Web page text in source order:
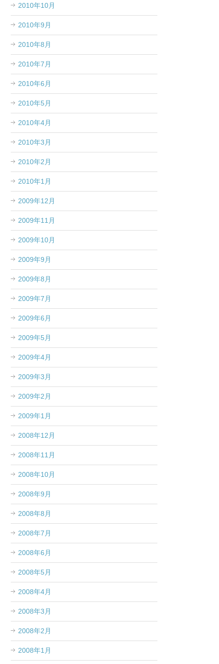
2010年10月
2010年9月
2010年8月
2010年7月
2010年6月
2010年5月
2010年4月
2010年3月
2010年2月
2010年1月
2009年12月
2009年11月
2009年10月
2009年9月
2009年8月
2009年7月
2009年6月
2009年5月
2009年4月
2009年3月
2009年2月
2009年1月
2008年12月
2008年11月
2008年10月
2008年9月
2008年8月
2008年7月
2008年6月
2008年5月
2008年4月
2008年3月
2008年2月
2008年1月